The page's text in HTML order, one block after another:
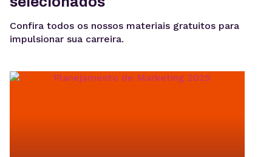
Confira todos os nossos materiais gratuitos para
impulsionar sua carreira.